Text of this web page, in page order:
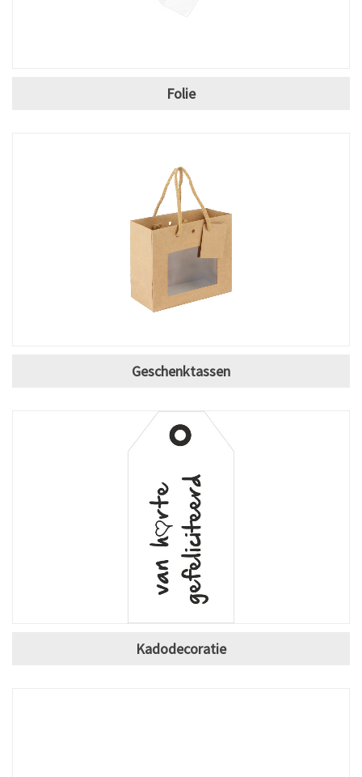
Folie
Geschenktassen
Kadodecoratie